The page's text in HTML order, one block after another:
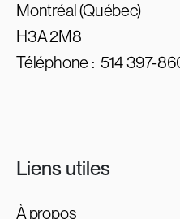
Montréal (Québec)
H3A 2M8
Téléphone :514 397-
Liens utiles
À propos